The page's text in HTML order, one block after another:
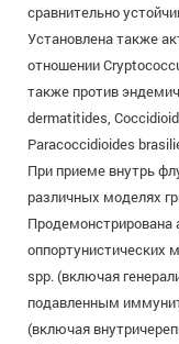
сравнительно
Установлена также
отношении
также против
dermatitides,
Paracoccidioides
При приеме внутрь
различных моделях
Продемонстрирована
оппортунистических
spp. (включая
подавленным
(включая